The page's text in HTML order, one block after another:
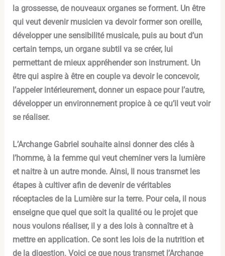
la grossesse, de nouveaux organes se forment. Un être
qui veut devenir musicien va devoir former son oreille,
développer une sensibilité musicale, puis au bout d’un
certain temps, un organe subtil va se créer, lui
permettant de mieux appréhender son instrument. Un
être qui aspire à être en couple va devoir le concevoir,
l’appeler intérieurement, donner un espace pour l’autre,
développer un environnement propice à ce qu’il veut voir
se réaliser.
L’Archange Gabriel souhaite ainsi donner des clés à
l’homme, à la femme qui veut cheminer vers la lumière
et naitre à un autre monde. Ainsi, Il nous transmet les
étapes à cultiver afin de devenir de véritables
réceptacles de la Lumière sur la terre. Pour cela, il nous
enseigne que quel que soit la qualité ou le projet que
nous voulons réaliser, il y a des lois à connaître et à
mettre en application. Ce sont les lois de la nutrition et
de la digestion. Voici ce que nous transmet l’Archange